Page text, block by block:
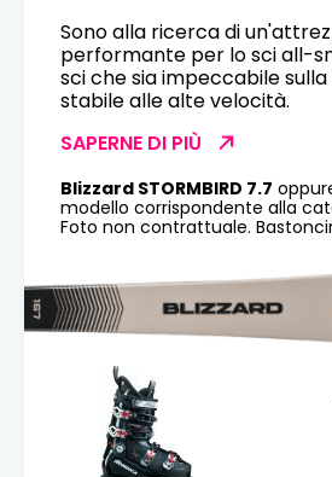
6
10 11 12 13
25 26 27
31
Sono alla ricerca di
performante per lo sci all-
sci che sia impeccabile
stabile alle alte velocità.
SAPERNE DI PIÙ
Blizzard STORMBIRD 7.7
modello corrispondente alla
Foto non contrattuale.